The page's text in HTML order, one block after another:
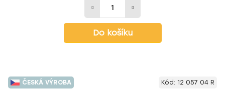
Do košíku
ČESKÁ VÝROBA Kód: 12 057 04 R